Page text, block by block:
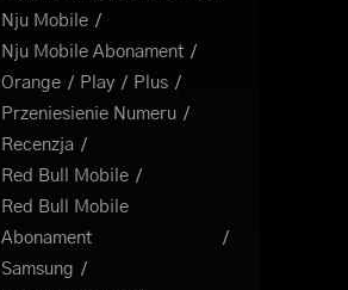
Nju Mobile
Nju Mobile Abonament
Orange
Play
Plus
Przeniesienie Numeru
Recenzja
Red Bull Mobile
Red Bull Mobile
Abonament
Samsung